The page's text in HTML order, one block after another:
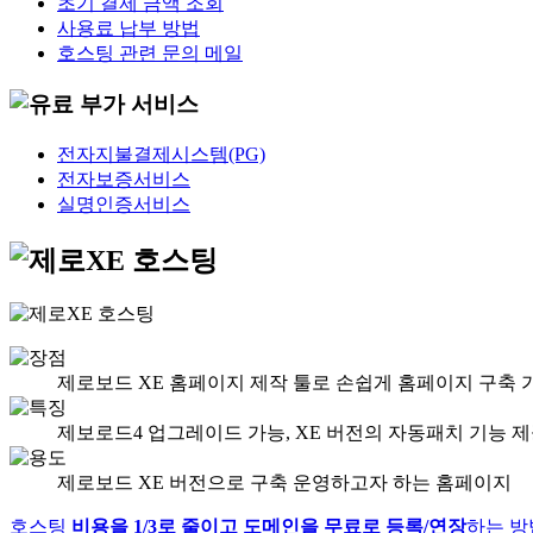
사용료 납부 방법
호스팅 관련 문의 메일
전자지불결제시스템(PG)
전자보증서비스
실명인증서비스
제로보드 XE 홈페이지 제작 툴로 손쉽게 홈페이지 구축
제보로드4 업그레이드 가능, XE 버전의 자동패치 기능 제
제로보드 XE 버전으로 구축 운영하고자 하는 홈페이지
호스팅 비용을 1/3로 줄이고 도메인을 무료로 등록/연장하는 방